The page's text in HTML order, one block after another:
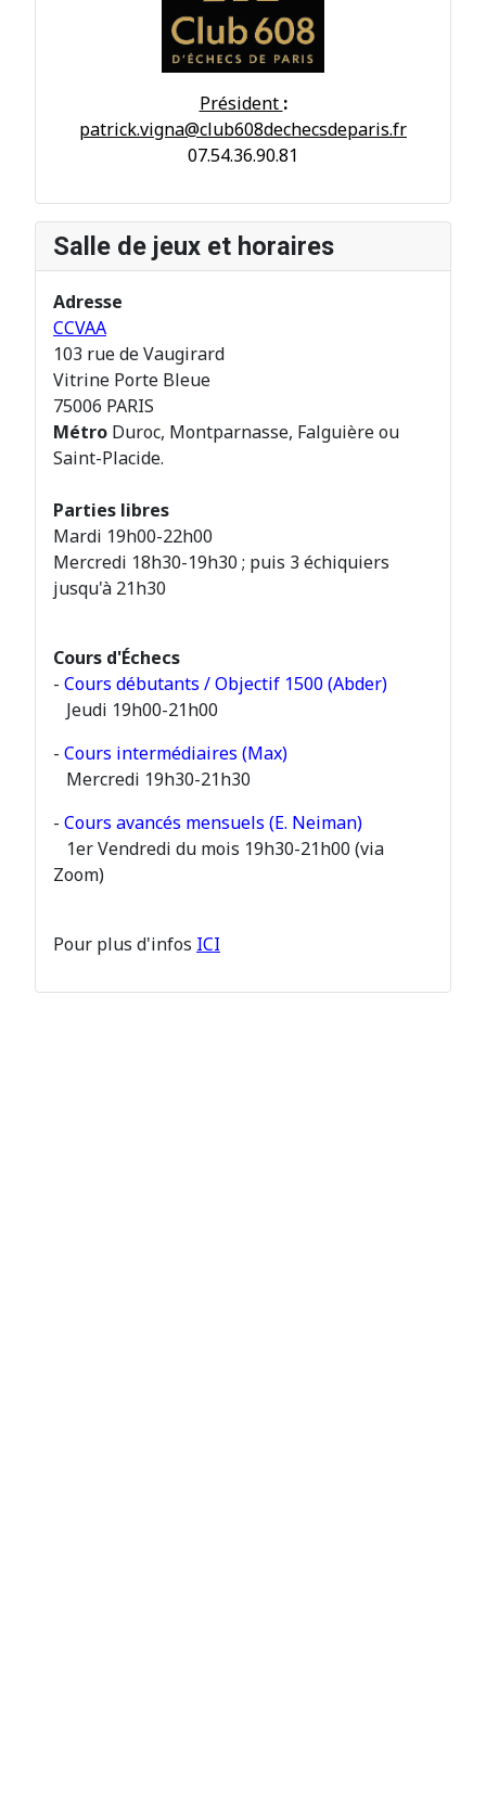
Président :
patrick.vigna@club608dechecsdeparis.fr
07.54.36.90.81
Salle de jeux et horaires
Adresse
CCVAA
103 rue de Vaugirard
Vitrine Porte Bleue
75006 PARIS
Métro Duroc, Montparnasse, Falguière ou
Saint-Placide.
Parties libres
Mardi 19h00-22h00
Mercredi 18h30-19h30 ; puis 3 échiquiers
jusqu'à 21h30
Cours d'Échecs
- Cours débutants / Objectif 1500 (Abder)
Jeudi 19h00-21h00
- Cours intermédiaires (Max)
Mercredi 19h30-21h30
- Cours avancés mensuels (E. Neiman)
1er Vendredi du mois 19h30-21h00 (via
Zoom)
Pour plus d'infos ICI